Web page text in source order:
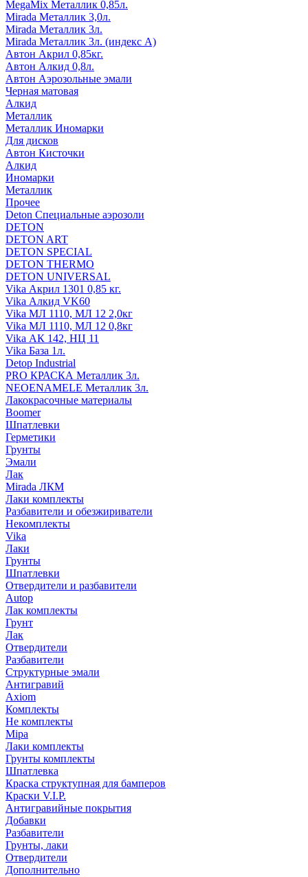
MegaMix Металлик 0,85л.
Mirada Металлик 3,0л.
Mirada Металлик 3л.
Mirada Металлик 3л. (индекс А)
Автон Акрил 0,85кг.
Автон Алкид 0,8л.
Автон Аэрозольные эмали
Черная матовая
Алкид
Металлик
Металлик Иномарки
Для дисков
Автон Кисточки
Алкид
Иномарки
Металлик
Прочее
Deton Специальные аэрозоли
DETON
DETON ART
DETON SPECIAL
DETON THERMO
DETON UNIVERSAL
Vika Акрил 1301 0,85 кг.
Vika Алкид VK60
Vika МЛ 1110, МЛ 12 2,0кг
Vika МЛ 1110, МЛ 12 0,8кг
Vika АК 142, НЦ 11
Vika База 1л.
Detop Industrial
PRO КРАСКА Металлик 3л.
NEOENAMELE Металлик 3л.
Лакокрасочные материалы
Boomer
Шпатлевки
Герметики
Грунты
Эмали
Лак
Mirada ЛКМ
Лаки комплекты
Разбавители и обезжириватели
Некомплекты
Vika
Лаки
Грунты
Шпатлевки
Отвердители и разбавители
Autop
Лак комплекты
Грунт
Лак
Отвердители
Разбавители
Структурные эмали
Антигравий
Axiom
Комплекты
Не комплекты
Mipa
Лаки комплекты
Грунты комплекты
Шпатлевка
Краска структупная для бамперов
Краски V.I.P.
Антигравийные покрытия
Добавки
Разбавители
Грунты, лаки
Отвердители
Дополнительно